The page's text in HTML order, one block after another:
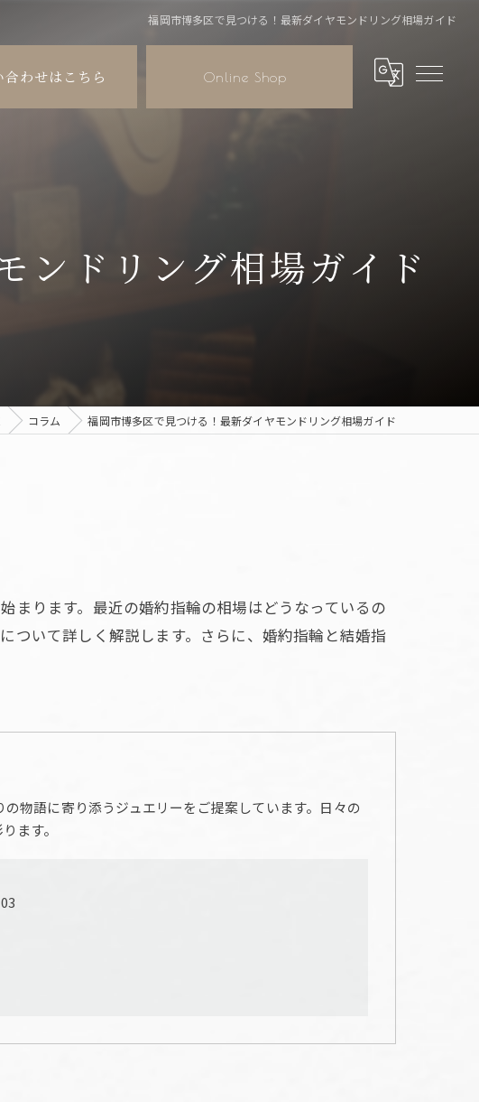
福岡市博多区で見つける！最新ダイヤモンドリング相場ガイド
合わせはこちら Online Shop
ンドリング相場ガイド
コラム 福岡市博多区で見つける！最新ダイヤモンドリング相場ガイド
まります。最近の婚約指輪の相場はどうなっているの
ついて詳しく解説します。さらに、婚約指輪と結婚指
物語に寄り添うジュエリーをご提案しています。日々の
ます。